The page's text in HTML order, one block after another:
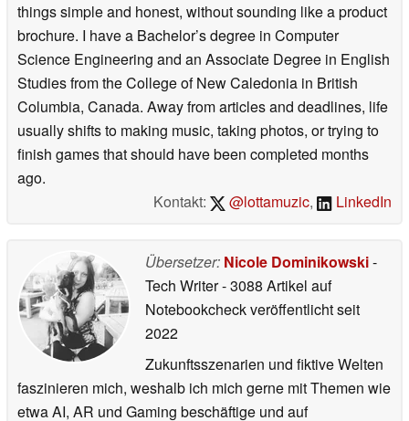
things simple and honest, without sounding like a product
brochure. I have a Bachelor’s degree in Computer
Science Engineering and an Associate Degree in English
Studies from the College of New Caledonia in British
Columbia, Canada. Away from articles and deadlines, life
usually shifts to making music, taking photos, or trying to
finish games that should have been completed months
ago.
Kontakt:
@lottamuzic, LinkedIn
Übersetzer: Nicole Dominikowski-
Tech Writer- 3088 Artikel auf
Notebookcheck veröffentlichtseit
2022
Zukunftsszenarien und fiktive Welten
faszinieren mich, weshalb ich mich gerne mit Themen wie
etwa AI, AR und Gaming beschäftige und auf